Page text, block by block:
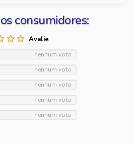
consumidores:
nenhum voto
nenhum voto
nenhum voto
nenhum voto
nenhum voto